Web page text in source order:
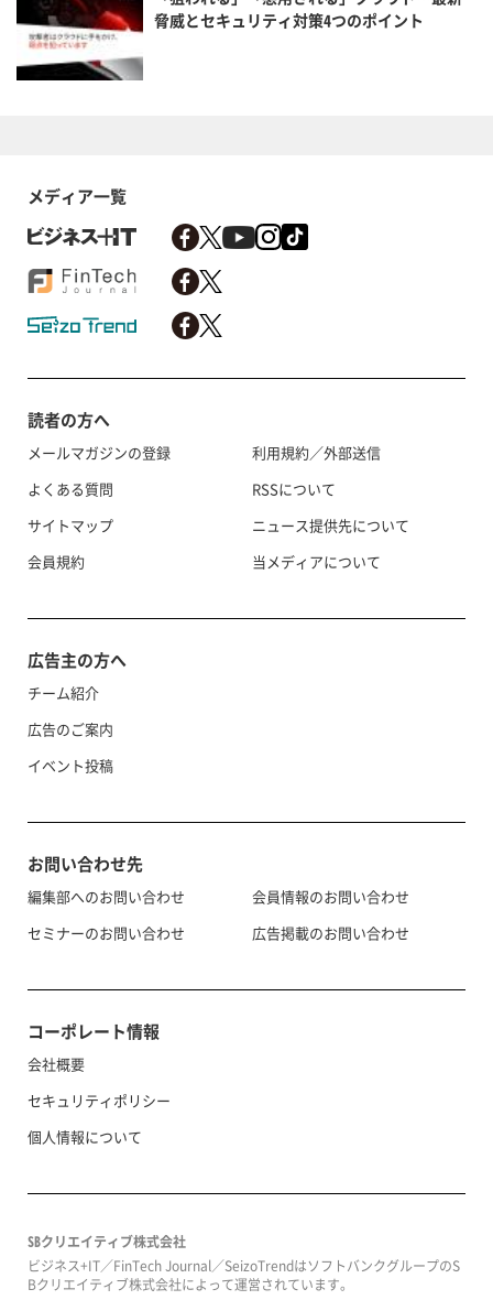
脅威とセキュリティ対策4つのポイント
メディア一覧
読者の方へ
メールマガジンの登録
よくある質問
サイトマップ
会員規約
利用規約／外部送信
RSSについて
ニュース提供先について
当メディアについて
広告主の方へ
チーム紹介
広告のご案内
イベント投稿
お問い合わせ先
編集部へのお問い合わせ
セミナーのお問い合わせ
会員情報のお問い合わせ
広告掲載のお問い合わせ
コーポレート情報
会社概要
セキュリティポリシー
個人情報について
SBクリエイティブ株式会社
ビジネス+IT／FinTech Journal／SeizoTrendはソフトバンクグループのS
Bクリエイティブ株式会社によって運営されています。